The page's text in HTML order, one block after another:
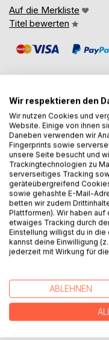
Auf die Merkliste
Titel bewerten
BESCHREIBUNG
Groteskes, über das
wird hier einfach zum
Gut und Böse wird
und in einen Reim
Schwächen von so
sind in diesem Buch zu
AUTOR/IN
PRESSESTIMMEN
Wir respektieren den
Wir nutzen Cookies und
Website. Einige von ihnen
Daneben verwenden wir
Fingerprints sowie
unsere Seite besucht und
Trackingtechnologien zu
serverseitiges Tracking
geräteübergreifend
sowie gehashte E-Mail-
betten wir zudem
Plattformen). Wir haben
etwaiges Tracking durch
Einstellung willigst du in
kannst deine Einwilligung
jederzeit mit Wirkung für
ABLEHNEN